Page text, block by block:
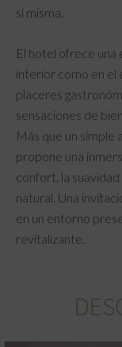
sí misma.
El hotel ofrece una
interior como en el
placeres
sensaciones de
Más que un simple
propone una
confort, la
natural. Una
en un entorno
revitalizante.